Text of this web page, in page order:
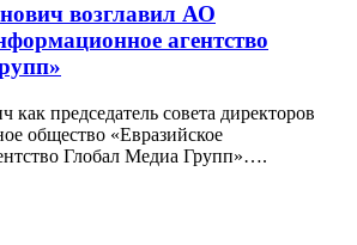
возглавил АО
агентство
как председатель совета директоров
общество «Евразийское
Глобал Медиа Групп»….